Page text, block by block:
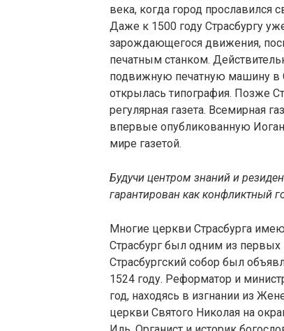
века, когда город прославился
Даже к 1500 году Страсбургу
зарождающегося движения,
печатным станком.
подвижную печатную машину в
открылась типография. Позже
регулярная газета. Всемирная
впервые опубликованную
мире газетой.
Будучи центром знаний и
гарантирован как конфликтный
Многие церкви Страсбурга
Страсбург был одним из первых
Страсбургский собор был
1524 году. Реформатор и
год, находясь в изгнании из
церкви Святого Николая на